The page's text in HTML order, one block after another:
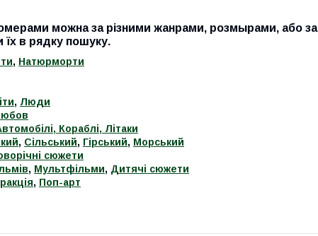
можна за різними жанрами, розмырами, або за
в рядку пошуку.
, Натюрморти
, Люди
Кораблі, Літаки
, Сільський, Гірський, Морський
сюжети
, Мультфільми, Дитячі сюжети
, Поп-арт